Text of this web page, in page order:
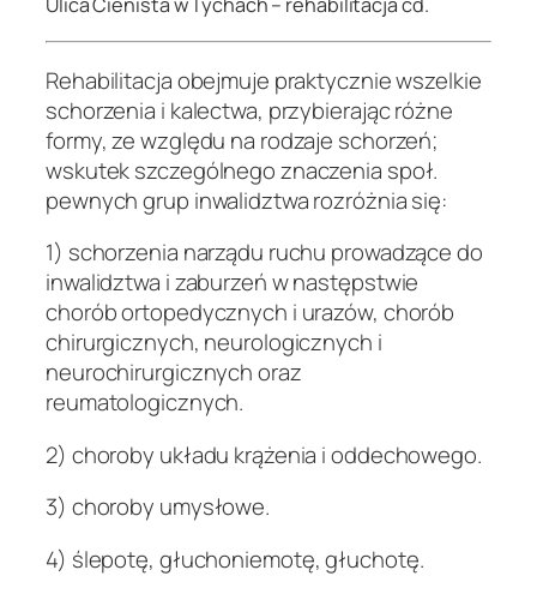
Rehabilitacja obejmuje praktycznie wszelkie
schorzenia i kalectwa, przybierając różne
formy, ze względu na rodzaje schorzeń;
wskutek szczególnego znaczenia społ.
pewnych grup inwalidztwa rozróżnia się:
1) schorzenia narządu ruchu prowadzące do
inwalidztwa i zaburzeń w następstwie
chorób ortopedycznych i urazów, chorób
chirurgicznych, neurologicznych i
neurochirurgicznych oraz
reumatologicznych.
2) choroby układu krążenia i oddechowego.
3) choroby umysłowe.
4) ślepotę, głuchoniemotę, głuchotę.